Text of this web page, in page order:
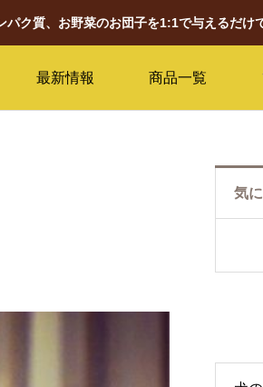
ク質、お野菜のお団子を1:1で与えるだけ
最新情報 商品一覧
気